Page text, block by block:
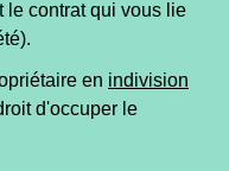
le contrat qui vous lie
en indivision
d'occuper le